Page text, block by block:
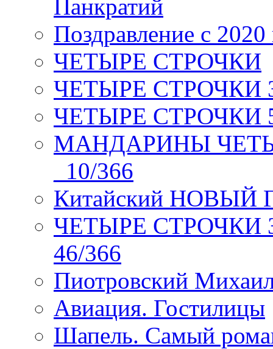
Панкратий
Поздравление с 2020
ЧЕТЫРЕ СТРОЧКИ
ЧЕТЫРЕ СТРОЧКИ 3
ЧЕТЫРЕ СТРОЧКИ 5
МАНДАРИНЫ
_10/366
Китайский НОВЫЙ
ЧЕТЫРЕ СТРОЧКИ
46/366
Пиотровский
Авиация. Гостилицы
Шапель. Самый